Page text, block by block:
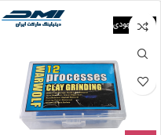
اتمام موجودی